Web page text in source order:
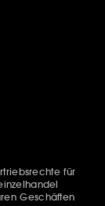
für
Geschäften